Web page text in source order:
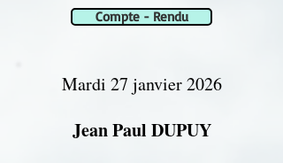
Compte - Rendu
Mardi 27 janvier 2026
Jean Paul DUPUY